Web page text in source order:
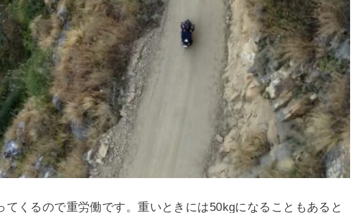
てくるので重労働です。重いときには50kgになることもあると